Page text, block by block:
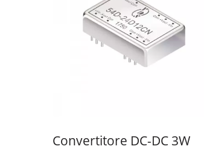
Convertitore DC-DC 3W